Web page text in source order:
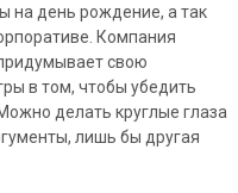
на день рождение, а так
Компания
свою
в том, чтобы убедить
делать круглые глаза
лишь бы другая